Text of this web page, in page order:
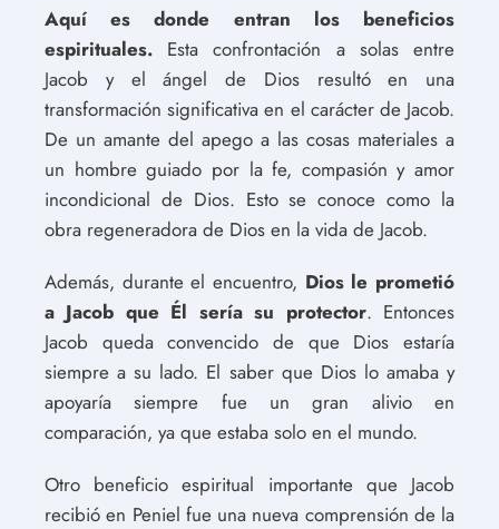
Aquí es donde entran los beneficios
espirituales. Esta confrontación a solas entre
Jacob y el ángel de Dios resultó en una
transformación significativa en el carácter de Jacob.
De un amante del apego a las cosas materiales a
un hombre guiado por la fe, compasión y amor
incondicional de Dios. Esto se conoce como la
obra regeneradora de Dios en la vida de Jacob.
Además, durante el encuentro, Dios le prometió
a Jacob que Él sería su protector. Entonces
Jacob queda convencido de que Dios estaría
siempre a su lado. El saber que Dios lo amaba y
apoyaría siempre fue un gran alivio en
comparación, ya que estaba solo en el mundo.
Otro beneficio espiritual importante que Jacob
recibió en Peniel fue una nueva comprensión de la